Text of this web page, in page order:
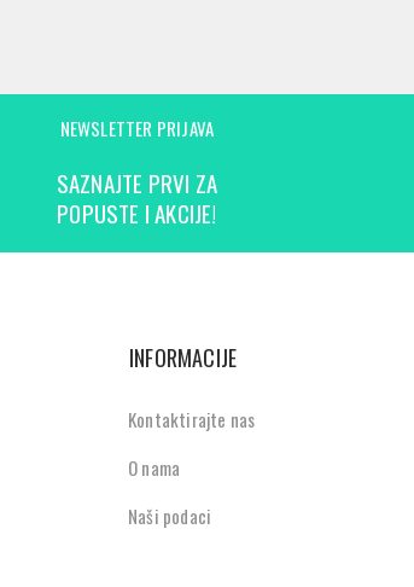
NEWSLETTER PRIJAVA
SAZNAJTE PRVI ZA
POPUSTE I AKCIJE!
INFORMACIJE
Kontaktirajte nas
O nama
Naši podaci